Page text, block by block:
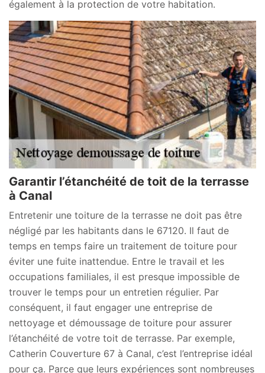
également à la protection de votre habitation.
Garantir l’étanchéité de toit de la terrasse
à Canal
Entretenir une toiture de la terrasse ne doit pas être
négligé par les habitants dans le 67120. Il faut de
temps en temps faire un traitement de toiture pour
éviter une fuite inattendue. Entre le travail et les
occupations familiales, il est presque impossible de
trouver le temps pour un entretien régulier. Par
conséquent, il faut engager une entreprise de
nettoyage et démoussage de toiture pour assurer
l’étanchéité de votre toit de terrasse. Par exemple,
Catherin Couverture 67 à Canal, c’est l’entreprise idéal
pour ça. Parce que leurs expériences sont nombreuses